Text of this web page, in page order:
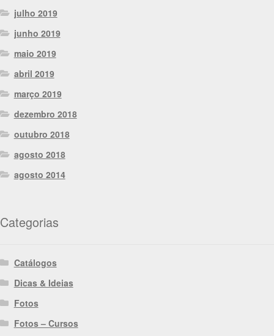
julho 2019
junho 2019
maio 2019
abril 2019
março 2019
dezembro 2018
outubro 2018
agosto 2018
agosto 2014
Categorias
Catálogos
Dicas & Ideias
Fotos
Fotos – Cursos